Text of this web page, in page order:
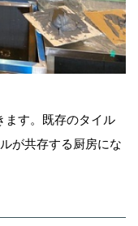
ます。既存のタイル
が共存する厨房にな